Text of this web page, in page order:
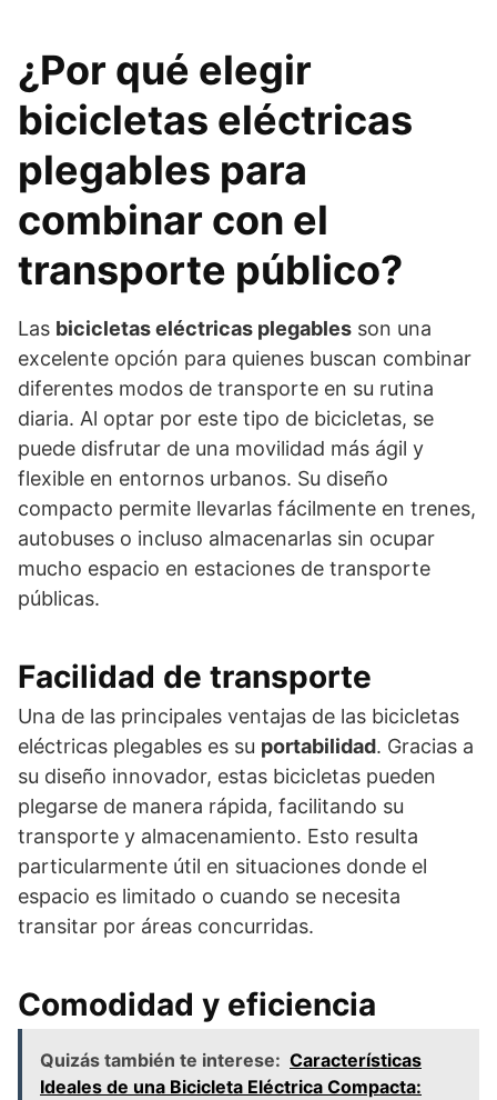
¿Por qué elegir
bicicletas eléctricas
plegables para
combinar con el
transporte público?
Las bicicletas eléctricas plegables son una
excelente opción para quienes buscan combinar
diferentes modos de transporte en su rutina
diaria. Al optar por este tipo de bicicletas, se
puede disfrutar de una movilidad más ágil y
flexible en entornos urbanos. Su diseño
compacto permite llevarlas fácilmente en trenes,
autobuses o incluso almacenarlas sin ocupar
mucho espacio en estaciones de transporte
públicas.
Facilidad de transporte
Una de las principales ventajas de las bicicletas
eléctricas plegables es su portabilidad. Gracias a
su diseño innovador, estas bicicletas pueden
plegarse de manera rápida, facilitando su
transporte y almacenamiento. Esto resulta
particularmente útil en situaciones donde el
espacio es limitado o cuando se necesita
transitar por áreas concurridas.
Comodidad y eficiencia
Quizás también te interese: Características
Ideales de una Bicicleta Eléctrica Compacta: